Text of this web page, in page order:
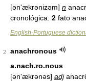
[ən'ækrənizəm] n
cronológica. 2 fato
English-Portuguese
2
anachronous
a.nach.ro.nous
[ən'ækrənəs] adj